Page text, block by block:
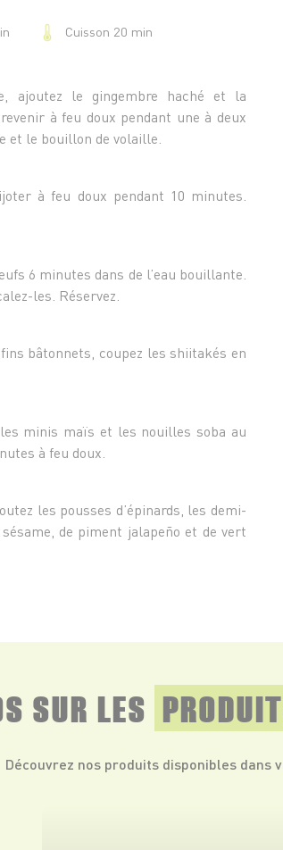
Cuisson 20 min
ajoutez le gingembre haché et la
à feu doux pendant une à deux
et le bouillon de volaille.
à feu doux pendant 10 minutes.
6 minutes dans de l’eau bouillante.
les. Réservez.
bâtonnets, coupez les shiitakés en
minis maïs et les nouilles soba au
à feu doux.
les pousses d’épinards, les demi-
de piment jalapeño et de vert
SUR LES
Découvrez nos produits disponibles dans